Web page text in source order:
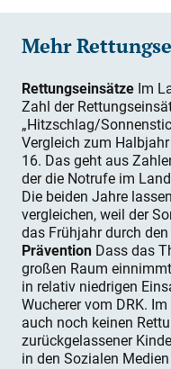
Mehr
Rettungseinsätze Im
Zahl der
„Hitzschlag/
Vergleich zum
16. Das geht aus
der die Notrufe im
Die beiden Jahre
vergleichen, weil der
das Frühjahr durch
Prävention Dass das
großen Raum
in relativ niedrigen
Wucherer vom DRK.
auch noch keinen
zurückgelassener
in den Sozialen